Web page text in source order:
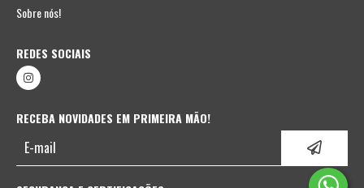
Sobre nós!
REDES SOCIAIS
RECEBA NOVIDADES EM PRIMEIRA MÃO!